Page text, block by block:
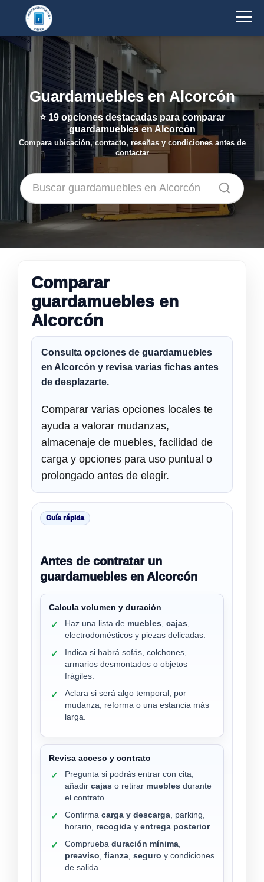
Guardamuebles en Alcorcón
⭐ 19opciones destacadas para comparar
guardamuebles en Alcorcón
Compara ubicación, contacto, reseñas y condiciones antes de
contactar
Comparar
guardamuebles en
Alcorcón
Consulta opciones de guardamuebles
en Alcorcón y revisa varias fichas antes
de desplazarte.
Comparar varias opciones locales te
ayuda a valorar mudanzas,
almacenaje de muebles, facilidad de
carga y opciones para uso puntual o
prolongado antes de elegir.
Guía rápida
Antes de contratar un
guardamuebles en Alcorcón
Calcula volumen y duración
✓ Haz una lista de muebles, cajas,
electrodomésticos y piezas delicadas.
✓
Indica si habrá sofás, colchones,
armarios desmontados o objetos
frágiles.
✓
Aclara si será algo temporal, por
mudanza, reforma o una estancia más
larga.
Revisa acceso y contrato
✓
Pregunta si podrás entrar con cita,
añadir cajas o retirar muebles durante
el contrato.
✓ Confirma carga y descarga, parking,
horario, recogida y entrega posterior.
✓ Comprueba duración mínima,
preaviso, fianza, seguro y condiciones
de salida.